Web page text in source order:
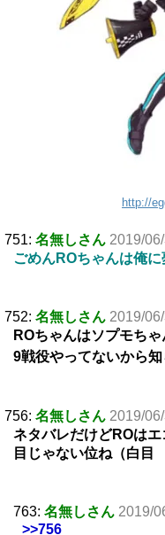
http://
751: 名無しさん 2019/
ごめんROちゃんは俺
752: 名無しさん 2019/
ROちゃんはソプモち
9戦役やってないから
756: 名無しさん 2019/
ネタバレだけどROは
目じゃない位ね（白目
763: 名無しさん 2019/
>>756